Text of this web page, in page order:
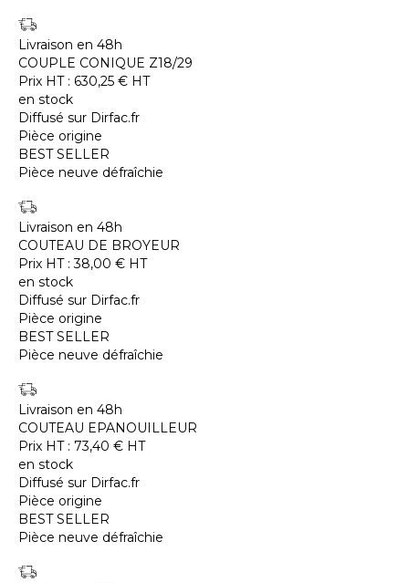
Livraison en 48h
COUPLE CONIQUE Z18/29
Prix HT : 630,25 € HT
en stock
Diffusé sur Dirfac.fr
Pièce origine
BEST SELLER
Pièce neuve défraîchie
Livraison en 48h
COUTEAU DE BROYEUR
Prix HT :38,00 € HT
en stock
Diffusé sur Dirfac.fr
Pièce origine
BEST SELLER
Pièce neuve défraîchie
Livraison en 48h
COUTEAU EPANOUILLEUR
Prix HT : 73,40 € HT
en stock
Diffusé sur Dirfac.fr
Pièce origine
BEST SELLER
Pièce neuve défraîchie